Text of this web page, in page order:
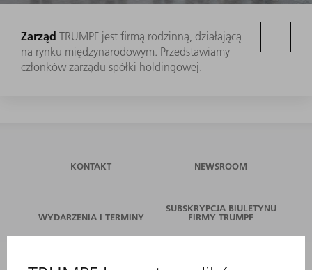
Zarząd TRUMPF jest firmą rodzinną, działającą
na rynku międzynarodowym. Przedstawiamy
członków zarządu spółki holdingowej.
KONTAKT NEWSROOM
WYDARZENIA I TERMINY
SUBSKRYPCJA BIULETYNU
FIRMY TRUMPF